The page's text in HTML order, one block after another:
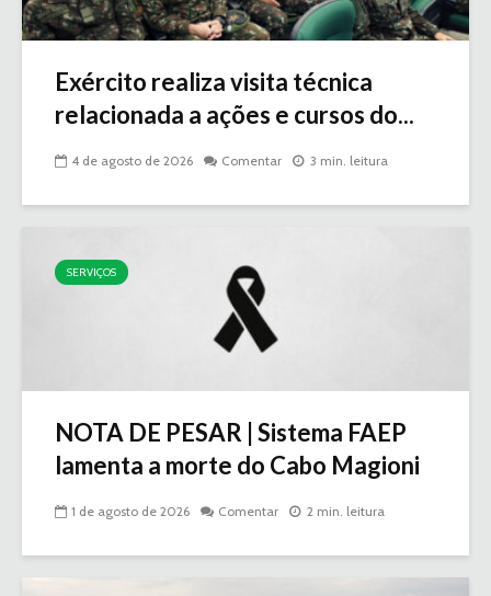
Exército realiza visita técnica
relacionada a ações e cursos do...
4 de agosto de 2026 Comentar 3 min. leitura
SERVIÇOS
NOTA DE PESAR | Sistema FAEP
lamenta a morte do Cabo Magioni
1 de agosto de 2026 Comentar 2 min. leitura